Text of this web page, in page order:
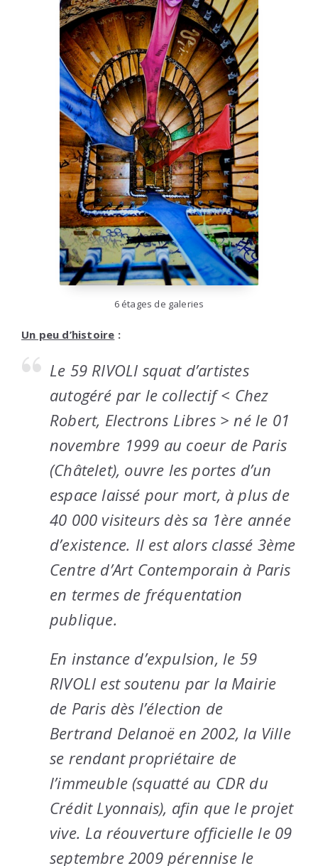
6 étages de galeries
Un peu d’histoire :
Le 59 RIVOLI squat d’artistes
autogéré par le collectif < Chez
Robert, Electrons Libres >né le 01
novembre 1999 au coeur de Paris
(Châtelet), ouvre les portes d’un
espace laissé pour mort, à plus de
40 000 visiteurs dès sa 1ère année
d’existence. Il est alors classé 3ème
Centre d’Art Contemporain à Paris
en termes de fréquentation
publique.
En instance d’expulsion, le 59
RIVOLI est soutenu par la Mairie
de Paris dès l’élection de
Bertrand Delanoë en 2002, la Ville
se rendant propriétaire de
l’immeuble (squatté au CDR du
Crédit Lyonnais), afin que le projet
vive. La réouverture officielle le 09
septembre 2009 pérennise le